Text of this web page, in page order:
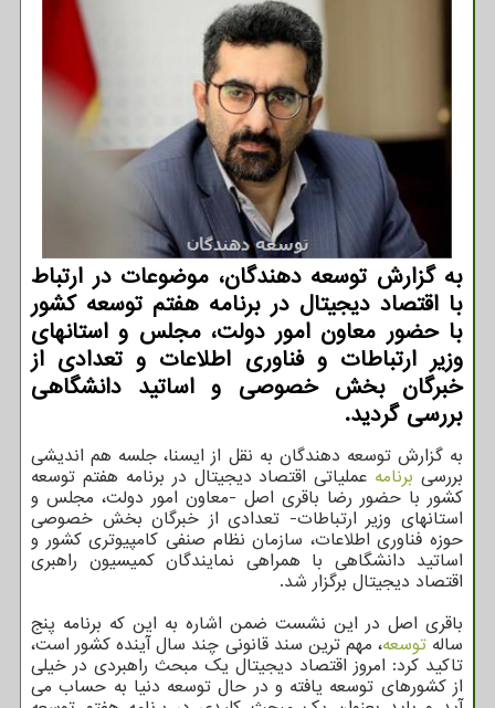
به گزارش توسعه دهندگان، موضوعات در ارتباط
با اقتصاد دیجیتال در برنامه هفتم توسعه کشور
با حضور معاون امور دولت، مجلس و استانهای
وزیر ارتباطات و فناوری اطلاعات و تعدادی از
خبرگان بخش خصوصی و اساتید دانشگاهی
بررسی گردید.
به گزارش توسعه دهندگان به نقل از ایسنا، جلسه هم اندیشی
بررسی برنامه عملیاتی اقتصاد دیجیتال در برنامه هفتم توسعه
کشور با حضور رضا باقری اصل -معاون امور دولت، مجلس و
استانهای وزیر ارتباطات- تعدادی از خبرگان بخش خصوصی
حوزه فناوری اطلاعات، سازمان نظام صنفی کامپیوتری کشور و
اساتید دانشگاهی با همراهی نمایندگان کمیسیون راهبری
اقتصاد دیجیتال برگزار شد.
باقری اصل در این نشست ضمن اشاره به این که برنامه پنج
سالهتوسعه، مهم ترین سند قانونی چند سال آینده کشور است،
تاکید کرد: امروز اقتصاد دیجیتال یک مبحث راهبردی در خیلی
از کشورهای توسعه یافته و در حال توسعه دنیا به حساب می